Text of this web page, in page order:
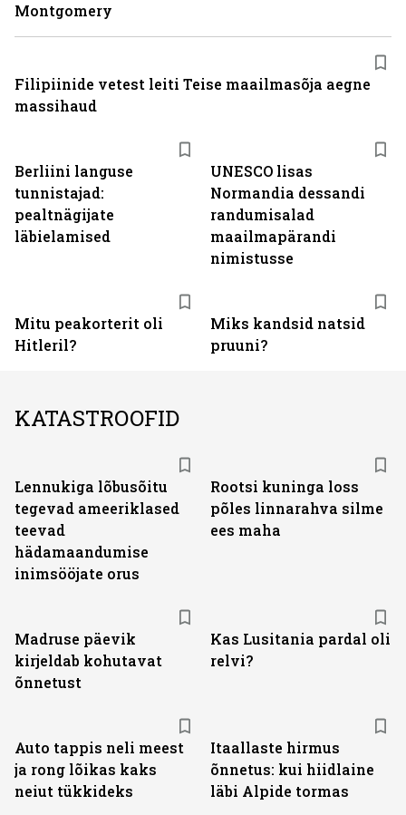
Berliini languse
tunnistajad:
pealtnägijate
läbielamised
UNESCO lisas
Normandia dessandi
randumisalad
maailmapärandi
nimistusse
Mitu peakorterit oli
Hitleril?
Miks kandsid natsid
pruuni?
Montgomery
Filipiinide vetest leiti Teise maailmasõja aegne
massihaud
KATASTROOFID
Lennukiga lõbusõitu
tegevad ameeriklased
teevad
hädamaandumise
inimsööjate orus
Rootsi kuninga loss
põles linnarahva silme
ees maha
Madruse päevik
kirjeldab kohutavat
õnnetust
Kas Lusitania pardal oli
relvi?
Auto tappis neli meest
ja rong lõikas kaks
neiut tükkideks
Itaallaste hirmus
õnnetus: kui hiidlaine
läbi Alpide tormas